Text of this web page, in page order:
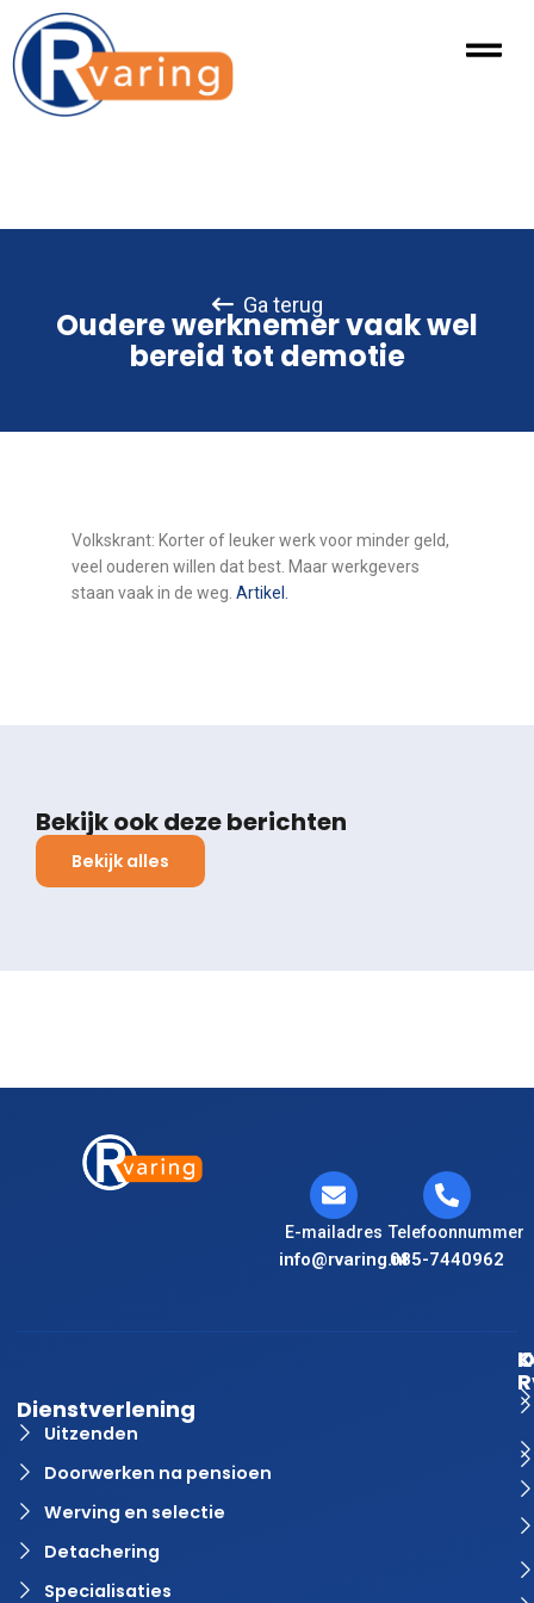
Ga terug
Oudere werknemer vaak wel
bereid tot demotie
Volkskrant: Korter of leuker werk voor minder geld,
veel ouderen willen dat best. Maar werkgevers
staan vaak in de weg. Artikel.
Bekijk ook deze berichten
Bekijk alles
E-mailadres
info@rvaring.nl
Telefoonnummer
085-7440962
Dienstverlening
Uitzenden
Doorwerken na pensioen
Werving en selectie
Detachering
Specialisaties